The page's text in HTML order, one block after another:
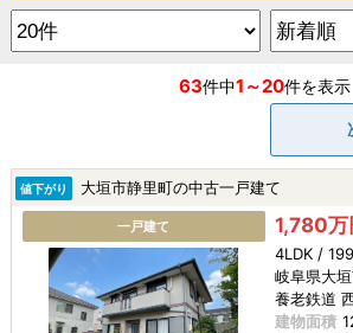
63件中1～20件を表示
値下がり 大垣市静里町の中古一戸建て
一戸建て 1,780万
4LDK /
岐阜県大
養老鉄道
建物面積